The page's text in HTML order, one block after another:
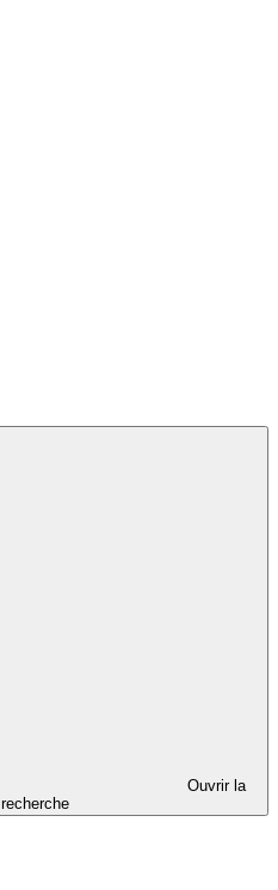
Ouvrir la
recherche